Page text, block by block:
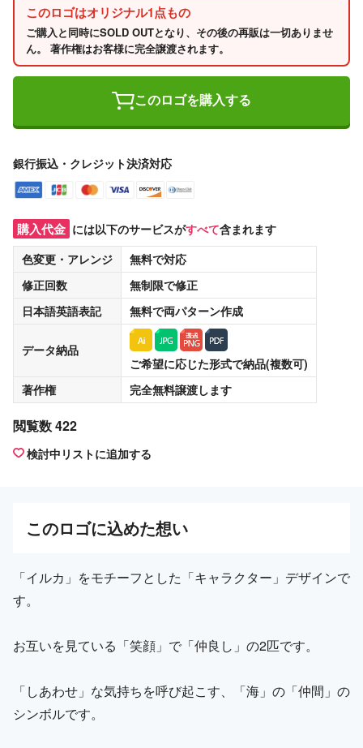
このロゴはオリジナル1点もの
ご購入と同時にSOLD OUTとなり、その後の再販は一切ありませ
ん。 著作権はお客様に完全譲渡されます。
このロゴを購入する
銀行振込・クレジット決済対応
購入代金 には以下のサービスがすべて含まれます
色変更・アレンジ
無料で対応
修正回数
無制限で修正
日本語英語表記
無料で両パターン作成
データ納品
ご希望に応じた形式で納品(複数可)
著作権
完全無料譲渡します
閲覧数 422
検討中リストに追加する
このロゴに込めた想い
「イルカ」をモチーフとした「キャラクター」デザインで
す。
お互いを見ている「笑顔」で「仲良し」の2匹です。
「しあわせ」な気持ちを呼び起こす、「海」の「仲間」の
シンボルです。